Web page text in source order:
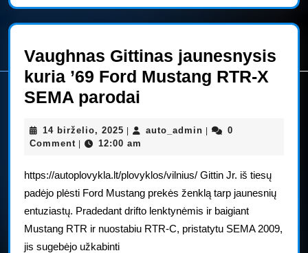
Vaughnas Gittinas jaunesnysis
kuria ’69 Ford Mustang RTR-X
SEMA parodai
jaunesnysis
’69
Ford
Mustang
RTR-
14 birželio, 2025 14
birželio,
| auto_admin auto_admin
|
0
Comment | 12:00 am
https://autoplovykla.lt/plovyklos/vilnius/ Gittin Jr. iš tiesų
padėjo plėsti Ford Mustang prekės ženklą tarp jaunesnių
entuziastų. Pradedant drifto lenktynėmis ir baigiant
Mustang RTR ir nuostabiu RTR-C, pristatytu SEMA 2009,
jis sugebėjo užkabinti